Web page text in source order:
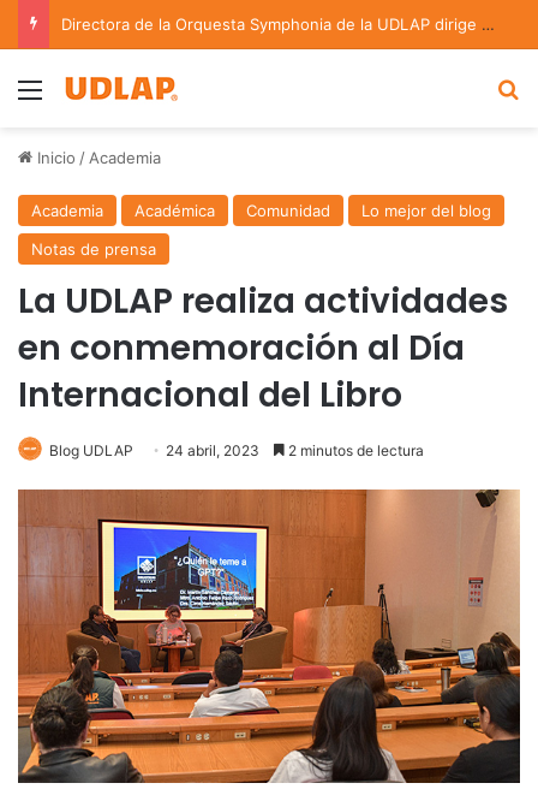
Directora de la Orquesta Symphonia de la UDLAP dirige agrupaciones de talla nacional e internacional
Menu
Inicio / Academia
Academia Académica Comunidad
Lo mejor del blog
Notas de prensa
La UDLAP realiza actividades
en conmemoración al Día
Internacional del Libro
Blog UDLAP 24 abril, 2023 2 minutos de lectura